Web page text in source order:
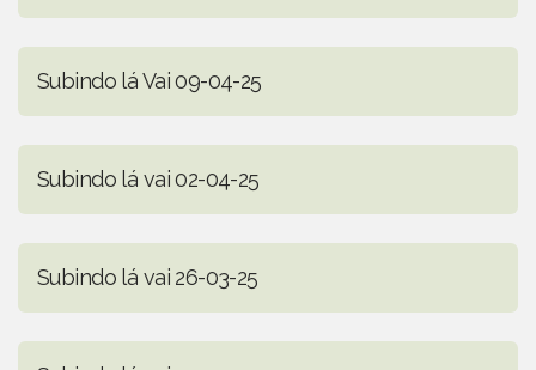
Subindo lá Vai 09-04-25
Subindo lá vai 02-04-25
Subindo lá vai 26-03-25